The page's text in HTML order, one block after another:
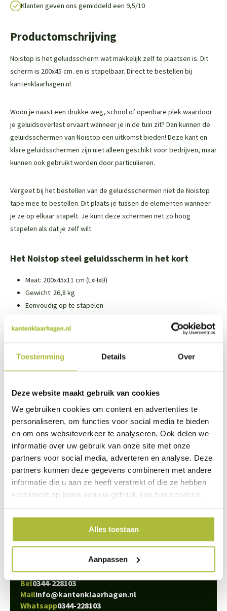
Toestemming Details Over
Deze website maakt gebruik van cookies
We gebruiken cookies om content en advertenties te
personaliseren, om functies voor social media te bieden
en om ons websiteverkeer te analyseren. Ook delen we
informatie over uw gebruik van onze site met onze
partners voor social media, adverteren en analyse. Deze
partners kunnen deze gegevens combineren met andere
informatie die u aan ze heeft verstrekt of die ze hebben
verzameld op basis van uw gebruik van hun services.
Alles toestaan
Aanpassen
Klanten geven ons gemiddeld een 9,5/10
Productomschrijving
Noistop is het geluidsscherm wat makkelijk zelf te plaatsen is. Dit
scherm is 200x45 cm. en is stapelbaar. Direct te bestellen bij
kantenklaarhagen.nl
Woon je naast een drukke weg, school of openbare plek waardoor
je geluidsoverlast ervaart wanneer je in de tuin zit? Dan kunnen de
geluidsschermen van Noistop een uitkomst bieden! Deze kant en
klare geluidsschermen zijn niet alleen geschikt voor bedrijven, maar
kunnen ook gebruikt worden door particulieren.
Vergeet bij het bestellen van de geluidsschermen niet de Noistop
tape mee te bestellen. Dit plaats je tussen de elementen wanneer
je ze op elkaar stapelt. Je kunt deze schermen net zo hoog
stapelen als dat je zelf wilt.
Het Noistop steel geluidsscherm in het kort
Maat: 200x45x11 cm (LxHxB)
Gewicht: 26,8 kg
Eenvoudig op te stapelen
het geluid
Verhoog je wooncomfort
De steenwol wordt bijeengehouden door een gaas van UV-werend
polyethyleen. De steenwol en het polyethyleen worden ingeklemd
in een raster van gegalvaniseerd staal. Dit stalen raster is goed
geschikt om klimplanten tegen te laten groeien.
Bel0344-228103
Mailinfo@kantenklaarhagen.nl
Whatsapp0344-228103